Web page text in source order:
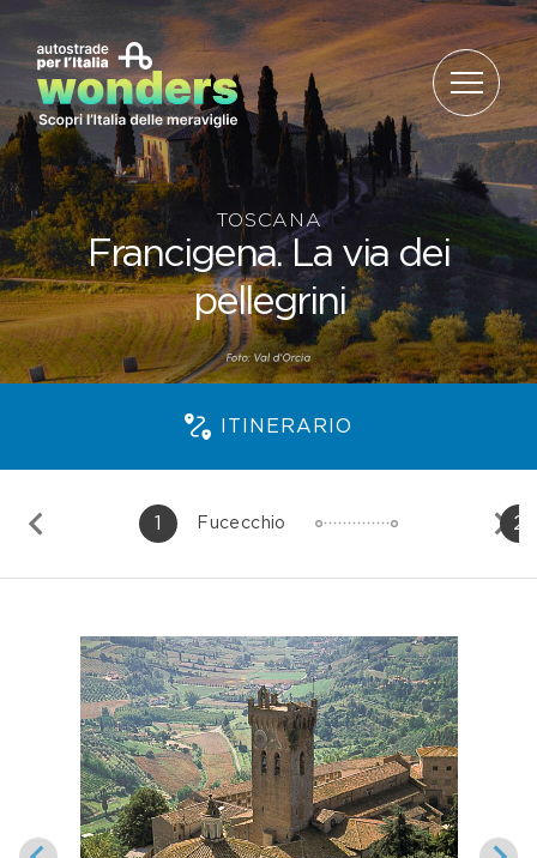
TOSCANA
Francigena. La via dei
pellegrini
ITINERARIO
1 Fucecchio 2